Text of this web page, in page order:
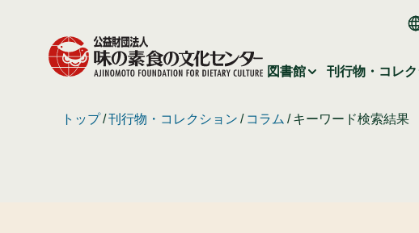
図書館 刊行物・コレ
トップ 刊行物・コレクション コラム キーワード検索結果